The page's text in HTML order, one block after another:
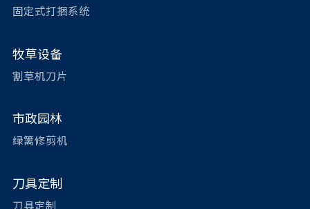
固定式打捆系统
牧草设备
割草机刀片
市政园林
绿篱修剪机
刀具定制
刀具定制